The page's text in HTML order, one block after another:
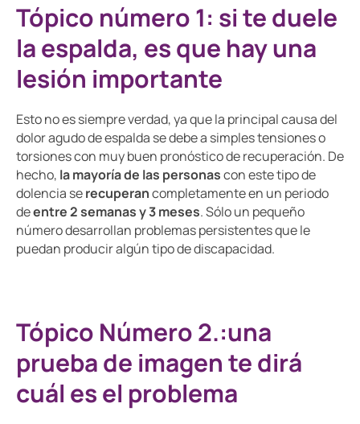
Tópico número 1: si te duele
la espalda, es que hay una
lesión importante
Esto no es siempre verdad, ya que la principal causa del
dolor agudo de espalda se debe a simples tensiones o
torsiones con muy buen pronóstico de recuperación. De
hecho, la mayoría de las personascon este tipo de
dolencia serecuperancompletamente en un periodo
deentre 2 semanas y 3 meses. Sólo un pequeño
número desarrollan problemas persistentes que le
puedan producir algún tipo de discapacidad.
Tópico Número 2.:una
prueba de imagen te dirá
cuál es el problema